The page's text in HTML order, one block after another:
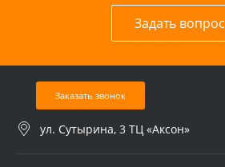
Задать вопрос
Заказать звонок
ул. Сутырина, 3 ТЦ «Аксон»